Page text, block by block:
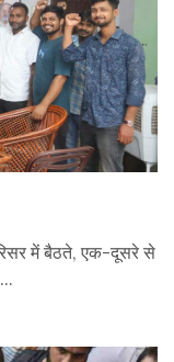
में बैठते, एक-दूसरे से